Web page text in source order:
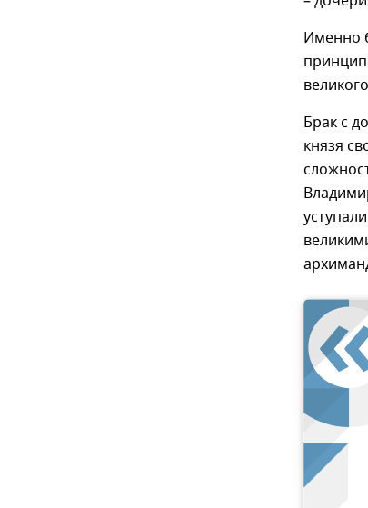
Именно
Брак с
князя